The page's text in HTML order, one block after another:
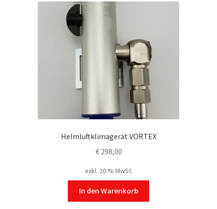
Helmluftklimagerät VORTEX
€298,00
exkl. 20 % MwSt.
In den Warenkorb